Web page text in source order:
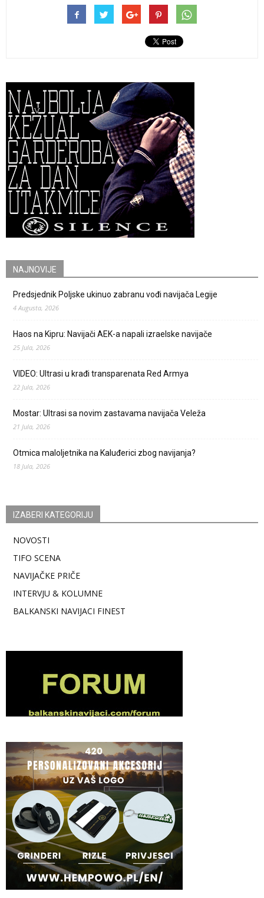
NAJNOVIJE
Predsjednik Poljske ukinuo zabranu vođi navijača Legije
4 Augusta, 2026
Haos na Kipru: Navijači AEK-a napali izraelske navijače
25 Jula, 2026
VIDEO: Ultrasi u krađi transparenata Red Armya
22 Jula, 2026
Mostar: Ultrasi sa novim zastavama navijača Veleža
21 Jula, 2026
Otmica maloljetnika na Kaluđerici zbog navijanja?
18 Jula, 2026
IZABERI KATEGORIJU
NOVOSTI
TIFO SCENA
NAVIJAČKE PRIČE
INTERVJU & KOLUMNE
BALKANSKI NAVIJACI FINEST